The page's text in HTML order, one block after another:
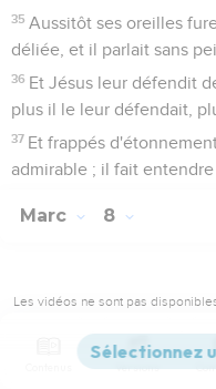
35 Aussitôt ses oreilles
déliée, et il parlait sans
36 Et Jésus leur défendit
plus il le leur défendait,
37 Et frappés
admirable ; il fait
Marc 8
Les vidéos ne sont pas
Jésus nourrit
Versions